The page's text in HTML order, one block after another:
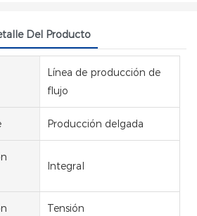
Del Producto
Línea de producción de
flujo
Producción delgada
Integral
Tensión